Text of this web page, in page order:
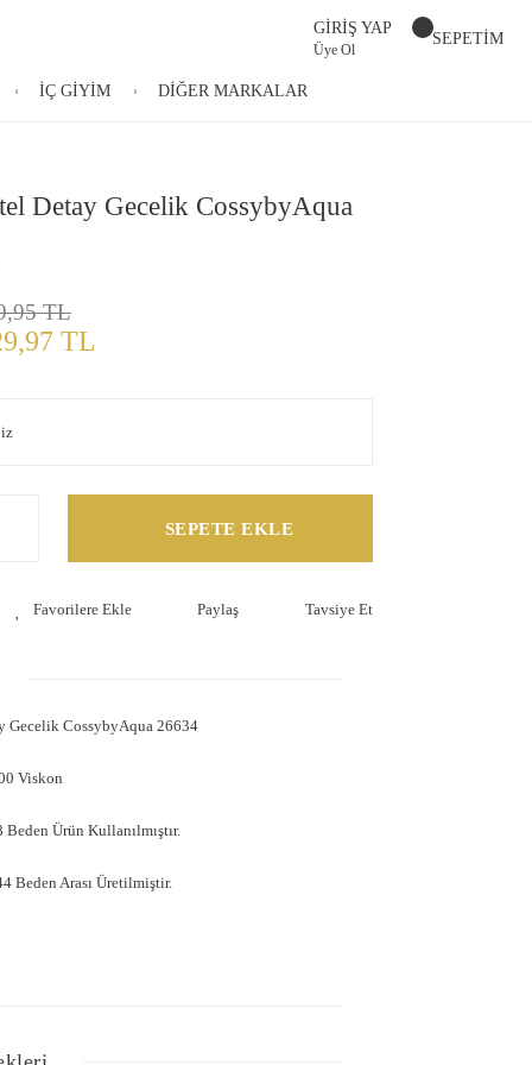
GİRİŞ YAP
Üye Ol
SEPETİM
İÇ GİYİM DİĞER MARKALAR
Detay Gecelik CossybyAqua
TL
TL
SEPETE EKLE
Paylaş Tavsiye Et
Gecelik CossybyAqua 26634
Viskon
Ürün Kullanılmıştır.
Beden Arası Üretilmiştir.